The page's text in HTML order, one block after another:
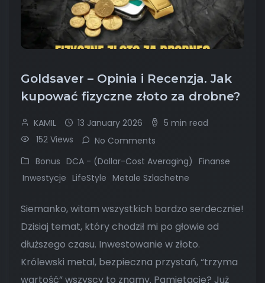
Goldsaver – Opinia i Recenzja. Jak
kupować fizyczne złoto za drobne?
KAMIL 13 January 2026
5 min read
152 Views
No Comments
Bonus DCA - (Dollar-Cost Averaging) Finanse
Inwestycje LifeStyle Metale Szlachetne
Siemanko, witam wszystkich bardzo serdecznie!
Dzisiaj temat, który chodził mi po głowie od
dłuższego czasu. Inwestowanie w złoto.
Królewski metal, bezpieczna przystań, “trzyma
wartość” wszyscy to znamy. Pamiętacie? Już